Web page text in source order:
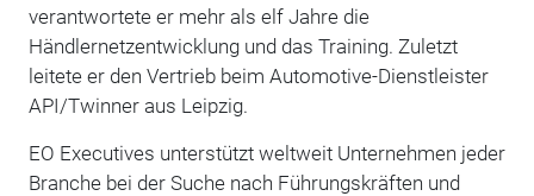
verantwortete er mehr als elf Jahre die
Händlernetzentwicklung und das Training. Zuletzt
leitete er den Vertrieb beim Automotive-Dienstleister
API/Twinner aus Leipzig.
EO Executives unterstützt weltweit Unternehmen jeder
Branche bei der Suche nach Führungskräften und